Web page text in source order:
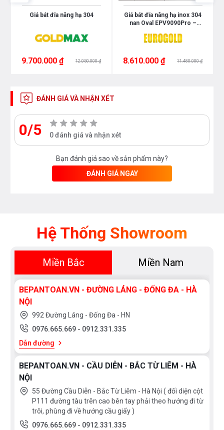
Giá bát đĩa nâng hạ 304
9.700.000 ₫ 12.050.000 ₫
Giá bát đĩa nâng hạ inox 304
nan Oval EPV9090Pro –
8.610.000 ₫ 11.480.000 ₫
ĐÁNH GIÁ VÀ NHẬN XÉT
0/5 0 đánh giá và nhận xét
Bạn đánh giá sao về sản phẩm này?
ĐÁNH GIÁ NGAY
Hệ Thống Showroom
Miền Bắc Miền Nam
BEPANTOAN.VN - ĐƯỜNG LÁNG - ĐỐNG ĐA - HÀ
NỘI
992 Đường Láng - Đống Đa - HN
0976.665.669 - 0912.331.335
Dẫn đường
BEPANTOAN.VN - CẦU DIỄN - BẮC TỪ LIÊM - HÀ
NỘI
55 Đường Cầu Diễn - Bắc Từ Liêm - Hà Nội ( đối diện cột
P111 đường tàu trên cao bên tay phải theo hướng đi từ
trôi, phùng đi về hướng cầu giấy )
0976.665.669 - 0912.331.335